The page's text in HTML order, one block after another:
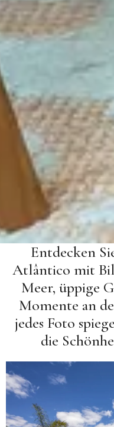
Entdecken
Atlântico mit
Meer, üppige
Momente an
jedes Foto
die